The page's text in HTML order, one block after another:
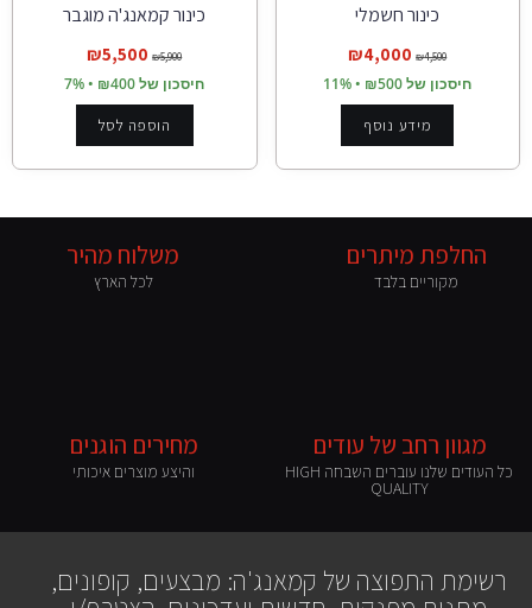
כינור חשמלי
₪4,500
₪4,000
חיסכון של ₪500 • 11%
מידע נוסף
כינור קמאנג'ה מוגבר
₪5,900
₪5,500
חיסכון של ₪400 • 7%
הוספה לסל
החלפת מיתרים
מקוריים בלבד
משלוח מהיר
לכל הארץ
מגוון רחב של עודים
כל העודים שלנו עוברים השבחה HIGH
QUALITY
מחירים הוגנים
והיצע מוצרים איכותי
רשימת התפוצה של קמאנג'ה: מבצעים, קופונים,